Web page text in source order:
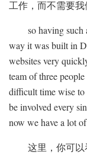
工作，而不需要我
so having
way it was built in
websites very
team of three
difficult time wise to
be involved every
now we have a lot
这里，你可